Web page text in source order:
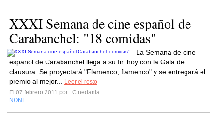
XXXI Semana de cine español de
Carabanchel: "18 comidas"
La Semana de cine
español de Carabanchel llega a su fin hoy con la Gala de
clausura. Se proyectará "Flamenco, flamenco" y se entregará el
premio al mejor...
Leer el resto
El 07 febrero 2011 por
Cinedania
NONE